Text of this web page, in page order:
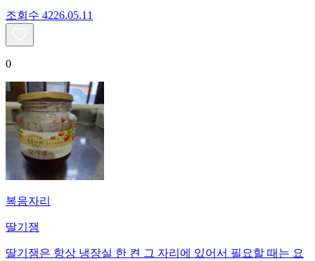
조회수 4226.05.11
0
복음자리
딸기잼
딸기잼은 항상 냉장실 한 켠 그 자리에 있어서 필요할 때는 요